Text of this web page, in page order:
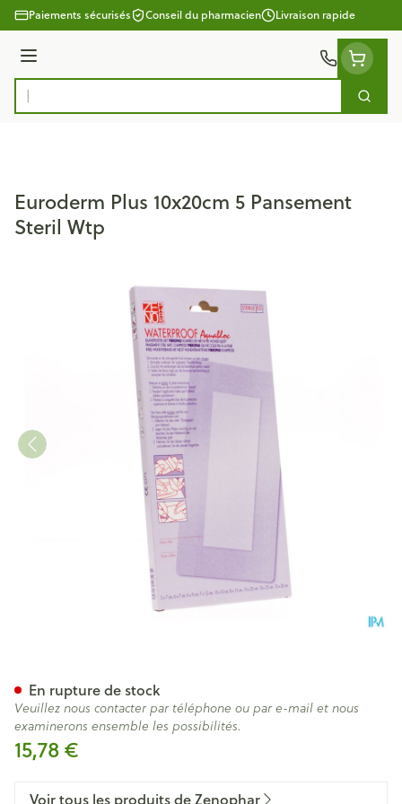
Aller au contenu
Paiements sécurisés Conseil du pharmacien Livraison rapide
Menu
Rechercher
Euroderm Plus 10x20cm 5 Pansement
Steril Wtp
15,78 €
En rupture de stock
Veuillez nous contacter par téléphone ou par e-mail et nous
examinerons ensemble les possibilités.
Voir tous les produits de Zenophar